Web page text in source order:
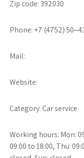
Zip code: 392030
Phone: +7 (4752)
Mail:
Website:
Category: Car service
Working hours: Mon:
09:00 to 18:00, Thu: